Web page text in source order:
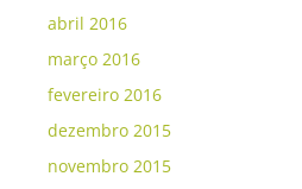
abril 2016
março 2016
fevereiro 2016
dezembro 2015
novembro 2015